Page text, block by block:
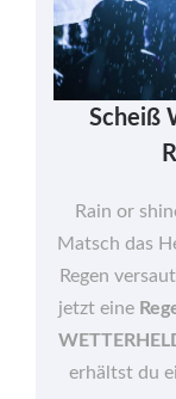
Scheiß
Rain or
Matsch das
Regen
jetzt eine
erhältst du